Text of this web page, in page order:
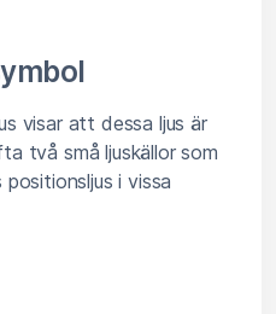
visar att dessa ljus är
två små ljuskällor som
i vissa